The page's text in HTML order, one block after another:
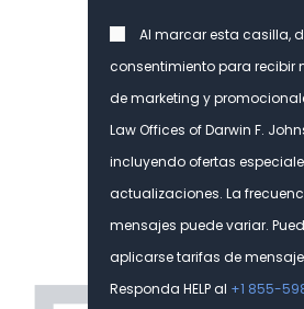
Consent
Al marcar esta casilla,
consentimiento para recibir
de marketing y
Law Offices of Darwin F.
incluyendo ofertas
actualizaciones. La
mensajes puede variar.
aplicarse tarifas de
Responda HELP al +1 855-